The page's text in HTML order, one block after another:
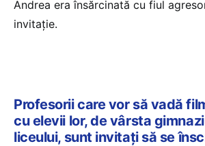
Andrea era însărcinată cu fiul
invitație.
Profesorii care vor să vadă
cu elevii lor, de vârsta
liceului, sunt invitați să se